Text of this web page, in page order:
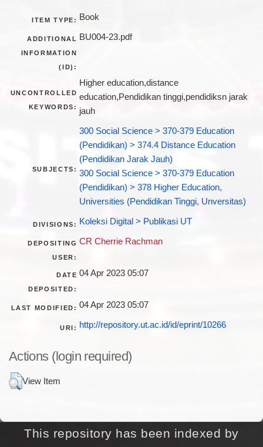
ITEM TYPE: Book
ADDITIONAL
INFORMATION
(ID):
BU004-23.pdf
UNCONTROLLED
KEYWORDS:
Higher education,distance
education,Pendidikan tinggi,pendidiksn jarak
jauh
SUBJECTS:
300 Social Science > 370-379 Education
(Pendidikan) > 374.4 Distance Education
(Pendidikan Jarak Jauh)
300 Social Science > 370-379 Education
(Pendidikan) > 378 Higher Education,
Universities (Pendidikan Tinggi, Unversitas)
DIVISIONS: Koleksi Digital > Publikasi UT
DEPOSITING
USER:
CR Cherrie Rachman
DATE
DEPOSITED:
04 Apr 2023 05:07
LAST MODIFIED: 04 Apr 2023 05:07
URI: http://repository.ut.ac.id/id/eprint/10266
Actions (login required)
View Item
This repository has been indexed by